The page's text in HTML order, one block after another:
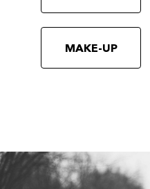
MAKE-UP